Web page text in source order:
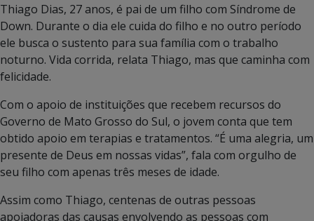
Thiago Dias, 27 anos, é pai de um filho com Síndrome de
Down. Durante o dia ele cuida do filho e no outro período
ele busca o sustento para sua família com o trabalho
noturno. Vida corrida, relata Thiago, mas que caminha com
felicidade.
Com o apoio de instituições que recebem recursos do
Governo de Mato Grosso do Sul, o jovem conta que tem
obtido apoio em terapias e tratamentos. “É uma alegria, um
presente de Deus em nossas vidas”, fala com orgulho de
seu filho com apenas três meses de idade.
Assim como Thiago, centenas de outras pessoas
apoiadoras das causas envolvendo as pessoas com